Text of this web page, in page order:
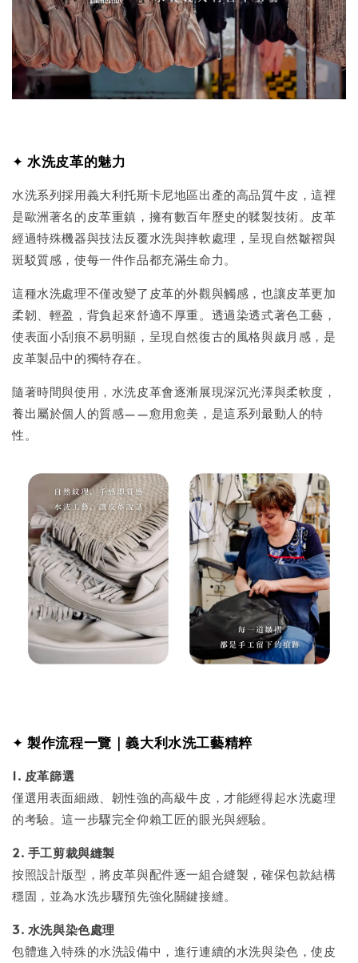
✦ 水洗皮革的魅力
水洗系列採用義大利托斯卡尼地區出產的高品質牛皮，這裡
是歐洲著名的皮革重鎮，擁有數百年歷史的鞣製技術。皮革
經過特殊機器與技法反覆水洗與摔軟處理，呈現自然皺褶與
斑駁質感，使每一件作品都充滿生命力。
這種水洗處理不僅改變了皮革的外觀與觸感，也讓皮革更加
柔韌、輕盈，背負起來舒適不厚重。透過染透式著色工藝，
使表面小刮痕不易明顯，呈現自然復古的風格與歲月感，是
皮革製品中的獨特存在。
隨著時間與使用，水洗皮革會逐漸展現深沉光澤與柔軟度，
養出屬於個人的質感——愈用愈美，是這系列最動人的特
性。
✦ 製作流程一覽｜義大利水洗工藝精粹
1. 皮革篩選
僅選用表面細緻、韌性強的高級牛皮，才能經得起水洗處理
的考驗。這一步驟完全仰賴工匠的眼光與經驗。
2. 手工剪裁與縫製
按照設計版型，將皮革與配件逐一組合縫製，確保包款結構
穩固，並為水洗步驟預先強化關鍵接縫。
3. 水洗與染色處理
包體進入特殊的水洗設備中，進行連續的水洗與染色，使皮